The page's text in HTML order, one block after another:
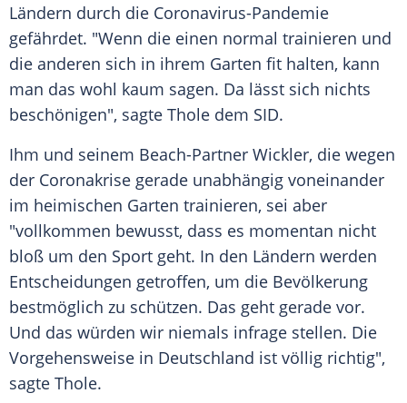
Ländern durch die Coronavirus-Pandemie
gefährdet. "Wenn die einen normal trainieren und
die anderen sich in ihrem Garten fit halten, kann
man das wohl kaum sagen. Da lässt sich nichts
beschönigen", sagte Thole dem SID.
Ihm und seinem Beach-Partner Wickler, die wegen
der Coronakrise gerade unabhängig voneinander
im heimischen Garten trainieren, sei aber
"vollkommen bewusst, dass es momentan nicht
bloß um den Sport geht. In den Ländern werden
Entscheidungen getroffen, um die Bevölkerung
bestmöglich zu schützen. Das geht gerade vor.
Und das würden wir niemals infrage stellen. Die
Vorgehensweise in Deutschland ist völlig richtig",
sagte Thole.